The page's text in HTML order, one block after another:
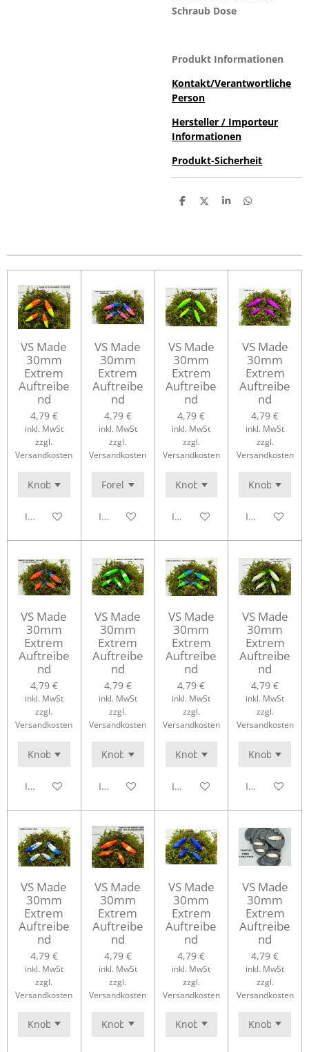
Schraub Dose
Produkt Informationen
Kontakt/Verantwortliche
Person
Hersteller / Importeur
Informationen
Produkt-Sicherheit
T
n
T
n
T
n
T
n
VS Made
30mm
Extrem
Auftreibe
nd
4,79 €
inkl. MwSt
zzgl.
Versandkosten
In den Warenkorb
VS Made
30mm
Extrem
Auftreibe
nd
4,79 €
inkl. MwSt
zzgl.
Versandkosten
In den Warenkorb
VS Made
30mm
Extrem
Auftreibe
nd
4,79 €
inkl. MwSt
zzgl.
Versandkosten
In den Warenkorb
VS Made
30mm
Extrem
Auftreibe
nd
4,79 €
inkl. MwSt
zzgl.
Versandkosten
In den
VS Made
30mm
Extrem
Auftreibe
nd
4,79 €
inkl. MwSt
zzgl.
Versandkosten
In den Warenkorb
VS Made
30mm
Extrem
Auftreibe
nd
4,79 €
inkl. MwSt
zzgl.
Versandkosten
In den Warenkorb
VS Made
30mm
Extrem
Auftreibe
nd
4,79 €
inkl. MwSt
zzgl.
Versandkosten
In den Warenkorb
VS Made
30mm
Extrem
Auftreibe
nd
4,79 €
inkl. MwSt
zzgl.
Versandkosten
In den
VS Made
30mm
Extrem
Auftreibe
nd
4,79 €
inkl. MwSt
zzgl.
Versandkosten
VS Made
30mm
Extrem
Auftreibe
nd
4,79 €
inkl. MwSt
zzgl.
Versandkosten
VS Made
30mm
Extrem
Auftreibe
nd
4,79 €
inkl. MwSt
zzgl.
Versandkosten
VS Made
30mm
Extrem
Auftreibe
nd
4,79 €
inkl. MwSt
zzgl.
Versandkosten